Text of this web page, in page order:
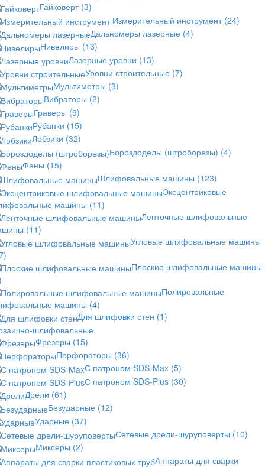
Гайковерт (3)
Измерительный инструмент (24)
Дальномеры лазерные (4)
Нивелиры (13)
Лазерные уровни (13)
Уровни строительные (7)
Мультиметры (3)
Вибраторы (2)
Граверы (9)
Рубанки (15)
Лобзики (32)
Бороздоделы (штроборезы) (4)
Фены (15)
Шлифовальные машины (123)
Эксцентриковые
машины (11)
Ленточные шлифовальные
(11)
Угловые шлифовальные машины
Плоские шлифовальные машины
Полировальные
машины (4)
Для шлифовки стен (1)
шлифовальные
Фрезеры (15)
Перфораторы (36)
С патроном SDS-Max (5)
С патроном SDS-Plus (30)
Дрели (61)
Безударные (12)
Ударные (37)
Сетевые дрели-шуруповерты (10)
Миксеры (2)
Аппараты для сварки